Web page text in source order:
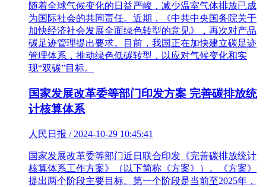
随着全球气候变化的日益严峻，减少温室气体排放已成
为国际社会的共同责任。近期，《中共中央国务院关于
加快经济社会发展全面绿色转型的意见》，再次对产品
碳足迹管理提出要求。目前，我国正在加快建立碳足迹
管理体系，推动绿色低碳转型，以应对气候变化和实
现“双碳”目标。
国家发展改革委等部门印发方案 完善碳排放统
计核算体系
人民日报 / 2024-10-29 10:45:41
国家发展改革委等部门近日联合印发《完善碳排放统计
核算体系工作方案》（以下简称《方案》）。《方案》
提出两个阶段主要目标。第一个阶段是当前至2025年，